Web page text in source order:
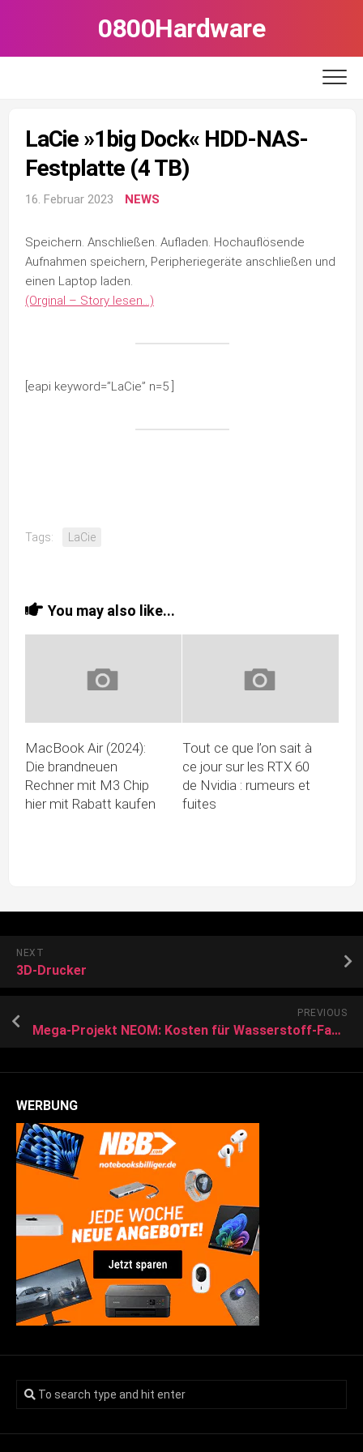
0800Hardware
LaCie »1big Dock« HDD-NAS-
Festplatte (4 TB)
16. Februar 2023 NEWS
Speichern. Anschließen. Aufladen. Hochauflösende
Aufnahmen speichern, Peripheriegeräte anschließen und
einen Laptop laden.
(Orginal – Story lesen…)
[eapi keyword=”LaCie” n=5 ]
Tags: LaCie
You may also like...
MacBook Air (2024):
Die brandneuen
Rechner mit M3 Chip
hier mit Rabatt kaufen
Tout ce que l’on sait à
ce jour sur les RTX 60
de Nvidia : rumeurs et
fuites
NEXT
3D-Drucker
PREVIOUS
Mega-Projekt NEOM: Kosten für Wasserstoff-Fabrik explodieren
WERBUNG